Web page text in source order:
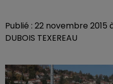
Publié : 22 novembre
DUBOIS TEXEREAU